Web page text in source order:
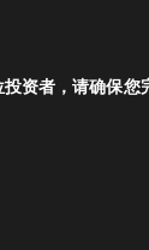
资者，请确保